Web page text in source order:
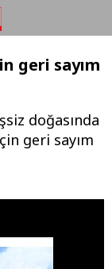
geri sayım
doğasında
geri sayım